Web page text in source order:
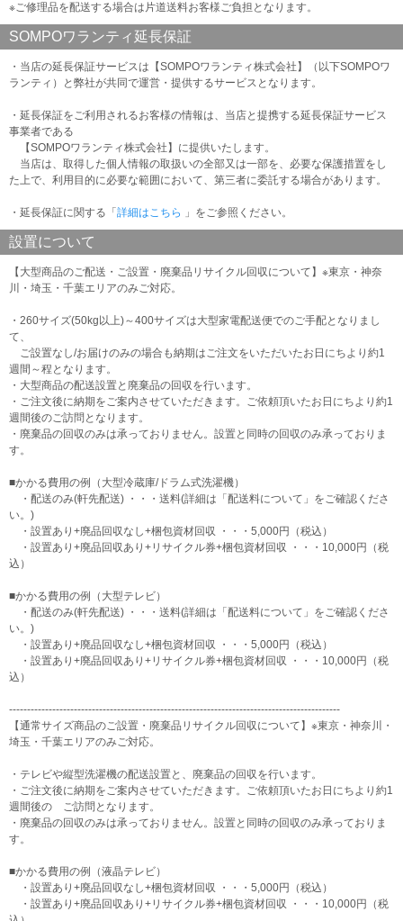
※ご修理品を配送する場合は片道送料お客様ご負担となります。
SOMPOワランティ延長保証
・当店の延長保証サービスは【SOMPOワランティ株式会社】（以下SOMPOワ
ランティ）と弊社が共同で運営・提供するサービスとなります。
・延長保証をご利用されるお客様の情報は、当店と提携する延長保証サービス
事業者である
【SOMPOワランティ株式会社】に提供いたします。
当店は、取得した個人情報の取扱いの全部又は一部を、必要な保護措置をし
た上で、利用目的に必要な範囲において、第三者に委託する場合があります。
・延長保証に関する「 詳細はこちら 」をご参照ください。
設置について
【大型商品のご配送・ご設置・廃棄品リサイクル回収について】※東京・神奈
川・埼玉・千葉エリアのみご対応。
・260サイズ(50kg以上)～400サイズは大型家電配送便でのご手配となりまし
て、
ご設置なし/お届けのみの場合も納期はご注文をいただいたお日にちより約1
週間～程となります。
・大型商品の配送設置と廃棄品の回収を行います。
・ご注文後に納期をご案内させていただきます。ご依頼頂いたお日にちより約1
週間後のご訪問となります。
・廃棄品の回収のみは承っておりません。設置と同時の回収のみ承っておりま
す。
■かかる費用の例（大型冷蔵庫/ドラム式洗濯機）
・配送のみ(軒先配送) ・・・送料(詳細は「配送料について」をご確認くださ
い。)
・設置あり+廃品回収なし+梱包資材回収 ・・・5,000円（税込）
・設置あり+廃品回収あり+リサイクル券+梱包資材回収 ・・・10,000円（税
込）
■かかる費用の例（大型テレビ）
・配送のみ(軒先配送) ・・・送料(詳細は「配送料について」をご確認くださ
い。)
・設置あり+廃品回収なし+梱包資材回収 ・・・5,000円（税込）
・設置あり+廃品回収あり+リサイクル券+梱包資材回収 ・・・10,000円（税
込）
--------------------------------------------------------------------------------------------
【通常サイズ商品のご設置・廃棄品リサイクル回収について】※東京・神奈川・
埼玉・千葉エリアのみご対応。
・テレビや縦型洗濯機の配送設置と、廃棄品の回収を行います。
・ご注文後に納期をご案内させていただきます。ご依頼頂いたお日にちより約1
週間後の ご訪問となります。
・廃棄品の回収のみは承っておりません。設置と同時の回収のみ承っておりま
す。
■かかる費用の例（液晶テレビ）
・設置あり+廃品回収なし+梱包資材回収 ・・・5,000円（税込）
・設置あり+廃品回収あり+リサイクル券+梱包資材回収 ・・・10,000円（税